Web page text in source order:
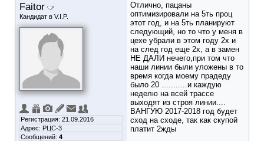
Faitor
Кандидат в V.I.P.
Регистрация: 21.09.2016
Адрес: РЦС-3
Сообщений: 4
Отлично, пацаны
оптимизировали на 5ть проц
этот год, и на 5ть планируют
следующий, но то что у меня в
цехе убрали в этом году 2х и
на след год еще 2х, а в замен
НЕ ДАЛИ нечего,при том что
наши линии были уложены в то
время когда моему прадеду
было 20 ...........и каждую
неделю на всей трассе
выходят из строя линии....
ВАНГУЮ 2017-2018 год будет
сход на сходе, так как скупой
платит 2жды